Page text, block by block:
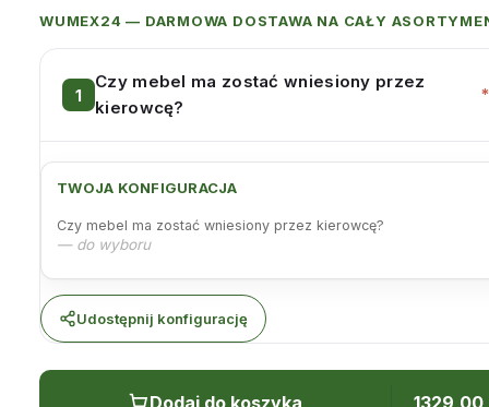
WUMEX24 — DARMOWA DOSTAWA NA CAŁY
Czy mebel ma zostać wniesiony przez
kierowcę?
*
TWOJA KONFIGURACJA
Czy mebel ma zostać wniesiony przez kierowcę?
— do wyboru
Udostępnij konfigurację